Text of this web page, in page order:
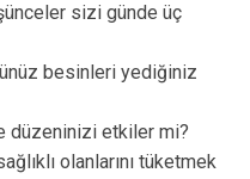
sizi günde üç
besinleri yediğiniz
düzeninizi etkiler mi?
olanlarını tüketmek